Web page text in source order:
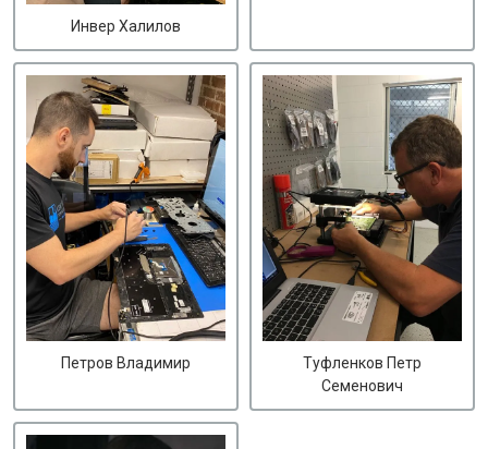
Инвер Халилов
Петров Владимир
Туфленков Петр
Семенович